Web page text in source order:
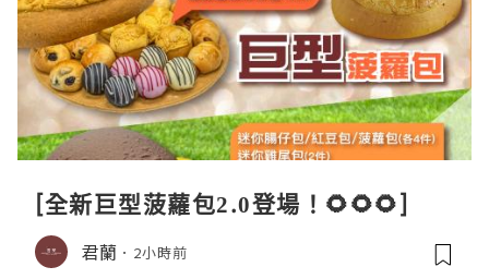
[全新巨型菠蘿包2.0登場！🌻🌻🌻]
君蘭 2小時前